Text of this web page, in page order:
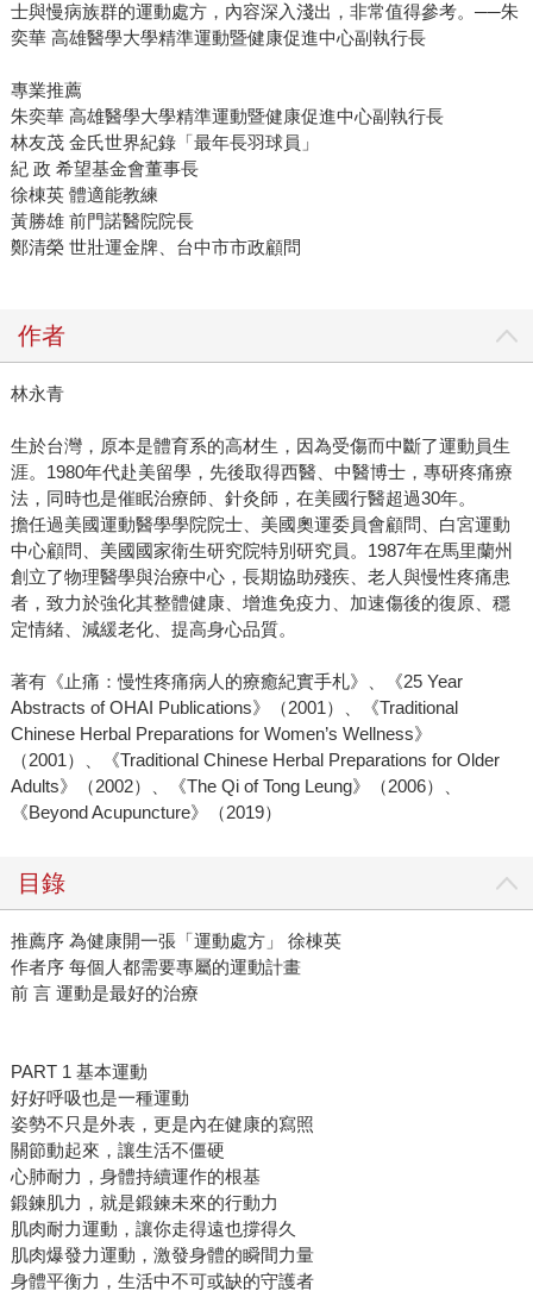
士與慢病族群的運動處方，內容深入淺出，非常值得參考。──朱
奕華 高雄醫學大學精準運動暨健康促進中心副執行長
專業推薦
朱奕華 高雄醫學大學精準運動暨健康促進中心副執行長
林友茂 金氏世界紀錄「最年長羽球員」
紀 政 希望基金會董事長
徐棟英 體適能教練
黃勝雄 前門諾醫院院長
鄭清榮 世壯運金牌、台中市市政顧問
作者
林永青
生於台灣，原本是體育系的高材生，因為受傷而中斷了運動員生
涯。1980年代赴美留學，先後取得西醫、中醫博士，專研疼痛療
法，同時也是催眠治療師、針灸師，在美國行醫超過30年。
擔任過美國運動醫學學院院士、美國奧運委員會顧問、白宮運動
中心顧問、美國國家衛生研究院特別研究員。1987年在馬里蘭州
創立了物理醫學與治療中心，長期協助殘疾、老人與慢性疼痛患
者，致力於強化其整體健康、增進免疫力、加速傷後的復原、穩
定情緒、減緩老化、提高身心品質。
著有《止痛：慢性疼痛病人的療癒紀實手札》、《25 Year
Abstracts of OHAI Publications》（2001）、《Traditional
Chinese Herbal Preparations for Women’s Wellness》
（2001）、《Traditional Chinese Herbal Preparations for Older
Adults》（2002）、《The Qi of Tong Leung》（2006）、
《Beyond Acupuncture》（2019）
目錄
推薦序 為健康開一張「運動處方」 徐棟英
作者序 每個人都需要專屬的運動計畫
前 言 運動是最好的治療
PART 1 基本運動
好好呼吸也是一種運動
姿勢不只是外表，更是內在健康的寫照
關節動起來，讓生活不僵硬
心肺耐力，身體持續運作的根基
鍛鍊肌力，就是鍛鍊未來的行動力
肌肉耐力運動，讓你走得遠也撐得久
肌肉爆發力運動，激發身體的瞬間力量
身體平衡力，生活中不可或缺的守護者